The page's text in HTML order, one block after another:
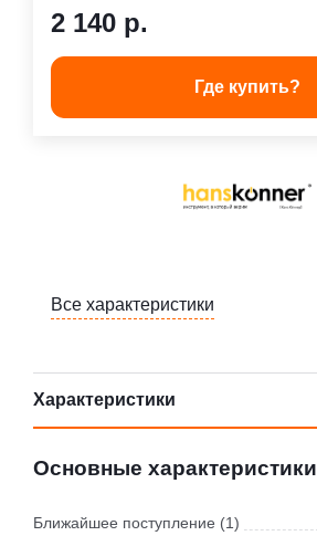
2 140 р.
Где купить?
Все характеристики
Характеристики
Основные характеристики
Ближайшее поступление (1)